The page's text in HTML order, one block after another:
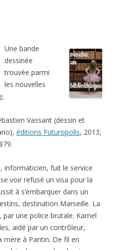
Une bande
dessinée
trouvée parmi
les nouvelles
.
Vassant (dessin et
éditions Futuropolis, 2013,
informaticien, fuit le service
voir refusé un visa pour la
à s’embarquer dans un
destination Marseille. La
par une police brutale. Kamel
aidé par un contrôleur,
mère à Pantin. De fil en